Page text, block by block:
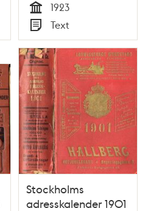
Tid
1923
Typ
Text
Stockholms
adresskalender 1901